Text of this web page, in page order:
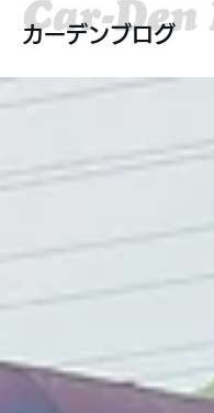
Car-Den
カーデンブログ